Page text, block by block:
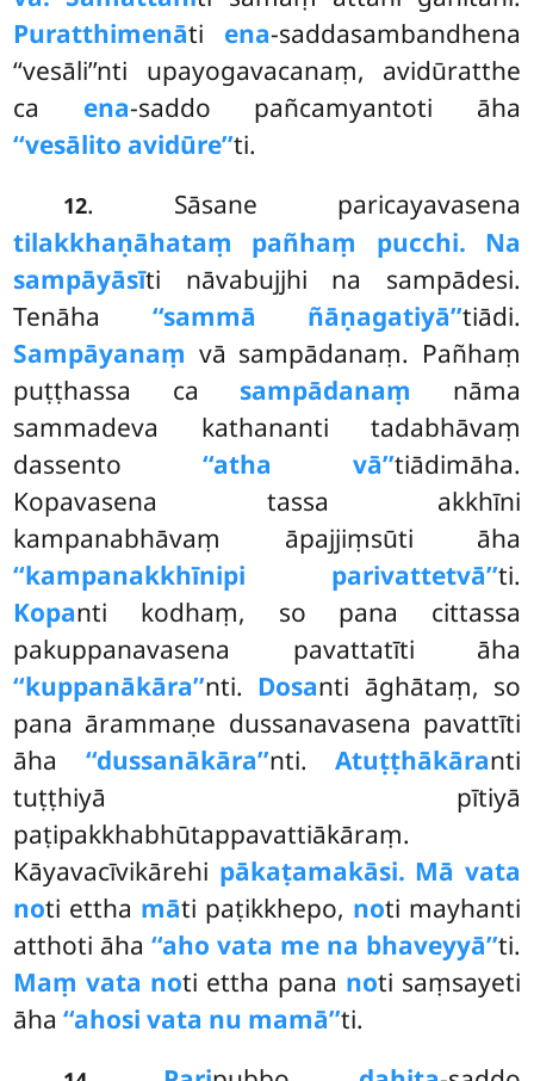
Puratthimenāti ena-saddasambandhena
‘‘vesāli’’nti upayogavacanaṃ, avidūratthe
ca ena-saddo pañcamyantoti āha
‘‘vesālito avidūre’’ti.
12. Sāsane paricayavasena
tilakkhaṇāhataṃ pañhaṃ pucchi.
Na
sampāyāsīti nāvabujjhi na sampādesi.
Tenāha ‘‘sammā ñāṇagatiyā’’tiādi.
Sampāyanaṃ vā sampādanaṃ. Pañhaṃ
puṭṭhassa ca sampādanaṃ nāma
sammadeva kathananti tadabhāvaṃ
dassento ‘‘atha vā’’tiādimāha.
Kopavasena tassa akkhīni
kampanabhāvaṃ āpajjiṃsūti āha
‘‘kampanakkhīnipi parivattetvā’’ti.
Kopanti kodhaṃ, so pana cittassa
pakuppanavasena pavattatīti āha
‘‘kuppanākāra’’nti. Dosanti āghātaṃ, so
pana ārammaṇe dussanavasena pavattīti
āha ‘‘dussanākāra’’nti. Atuṭṭhākāranti
tuṭṭhiyā pītiyā
paṭipakkhabhūtappavattiākāraṃ.
Kāyavacīvikārehi pākaṭamakāsi. Mā vata
noti ettha māti paṭikkhepo, noti mayhanti
atthoti āha‘‘aho vata me na bhaveyyā’’ti.
Maṃ vata noti ettha pana noti saṃsayeti
āha‘‘ahosi vata nu mamā’’ti.